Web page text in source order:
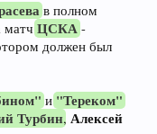
в полном
матч ЦСКА -
должен был
и "Тереком"
Турбин, Алексей